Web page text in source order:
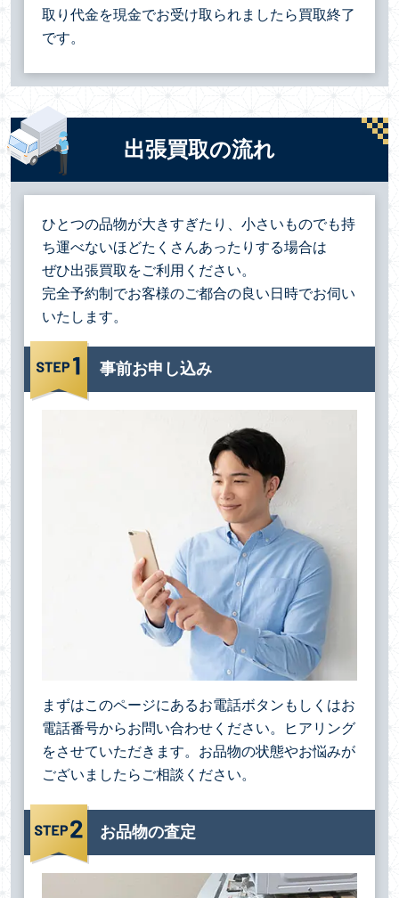
取り代金を現金でお受け取られましたら買取終了
です。
出張買取の流れ
ひとつの品物が大きすぎたり、小さいものでも持
ち運べないほどたくさんあったりする場合は
ぜひ出張買取をご利用ください。
完全予約制でお客様のご都合の良い日時でお伺い
いたします。
事前お申し込み
まずはこのページにあるお電話ボタンもしくはお
電話番号からお問い合わせください。ヒアリング
をさせていただきます。お品物の状態やお悩みが
ございましたらご相談ください。
お品物の査定